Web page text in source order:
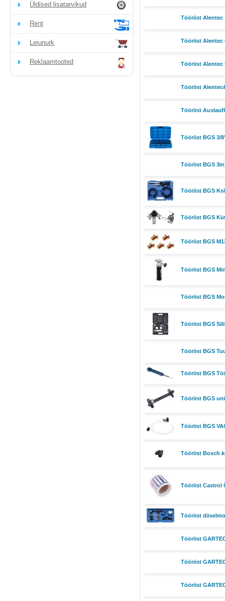
Üldised lisatarvikud
Rent
Leiunurk
Reklaamtooted
Tööriist Alentec
Tööriist Alentec
Tööriist Alentec
Tööriist
Tööriist
Tööriist BGS 3/
Tööriist BGS
Tööriist BGS
Tööriist BGS
Tööriist BGS
Tööriist BGS
Tööriist BGS
Tööriist BGS
Tööriist BGS
Tööriist BGS
Tööriist BGS
Tööriist BGS
Tööriist Bosch
Tööriist Castrol
Tööriist
Tööriist
Tööriist
Tööriist